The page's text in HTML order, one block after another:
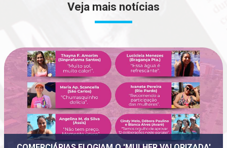
Veja mais notícias